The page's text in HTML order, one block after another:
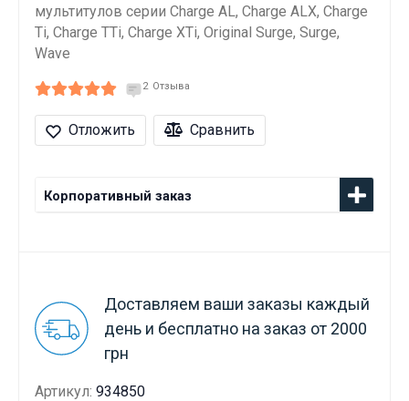
мультитулов серии Charge AL, Charge ALX, Charge
Ti, Charge TTi, Charge XTi, Original Surge, Surge,
Wave
2 Отзыва
Отложить Сравнить
Корпоративный заказ
Доставляем ваши заказы каждый
день и бесплатно на заказ от 2000
грн
Артикул: 934850